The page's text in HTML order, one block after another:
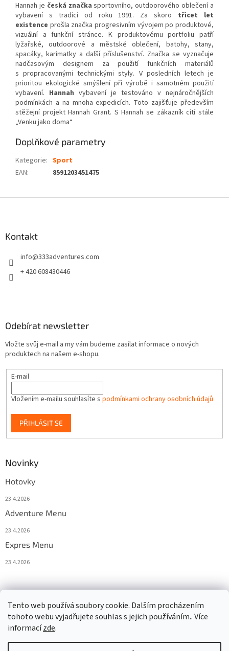
Tento web používá soubory cookie. Dalším procházením
tohoto webu vyjadřujete souhlas s jejich používáním.. Více
informacízde.
Hannah je česká značka sportovního, outdoorového oblečení a
vybavení s tradicí od roku 1991. Za skoro třicet let
existence prošla značka progresivním vývojem po produktové,
vizuální a funkční stránce. K produktovému portfoliu patří
lyžařské, outdoorové a městské oblečení, batohy, stany,
spacáky, karimatky a další příslušenství. Značka se vyznačuje
nadčasovým designem za použití funkčních materiálů
s propracovanými technickými styly. V posledních letech je
prioritou ekologické smýšlení při výrobě i samotném použití
vybavení. Hannah vybavení je testováno v nejnáročnějších
podmínkách a na mnoha expedicích. Toto zajišťuje především
stěžejní projekt Hannah Grant. S Hannah se zákazník cítí stále
„Venku jako doma“
Doplňkové parametry
Kategorie: Sport
EAN: 8591203451475
Kontakt
info@333adventures.com
+ 420 608430446
Odebírat newsletter
Vložte svůj e-mail a my vám budeme zasílat informace o nových
produktech na našem e-shopu.
E-mail
Vložením e-mailu souhlasíte s podmínkami ochrany osobních údajů
PŘIHLÁSIT SE
Novinky
Hotovky
23.4.2026
Adventure Menu
23.4.2026
Expres Menu
23.4.2026